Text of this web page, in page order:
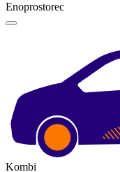
Enoprostorec
Kombi